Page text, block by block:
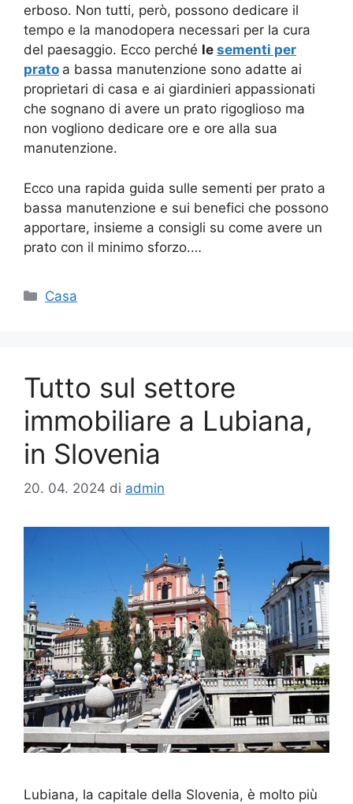
erboso. Non tutti, però, possono dedicare il
tempo e la manodopera necessari per la cura
del paesaggio. Ecco perché le sementi per
prato a bassa manutenzione sono adatte ai
proprietari di casa e ai giardinieri appassionati
che sognano di avere un prato rigoglioso ma
non vogliono dedicare ore e ore alla sua
manutenzione.
Ecco una rapida guida sulle sementi per prato a
bassa manutenzione e sui benefici che possono
apportare, insieme a consigli su come avere un
prato con il minimo sforzo.…
Categorie
Casa
Tutto sul settore
immobiliare a Lubiana,
in Slovenia
20. 04. 2024 di admin
Lubiana, la capitale della Slovenia, è molto più